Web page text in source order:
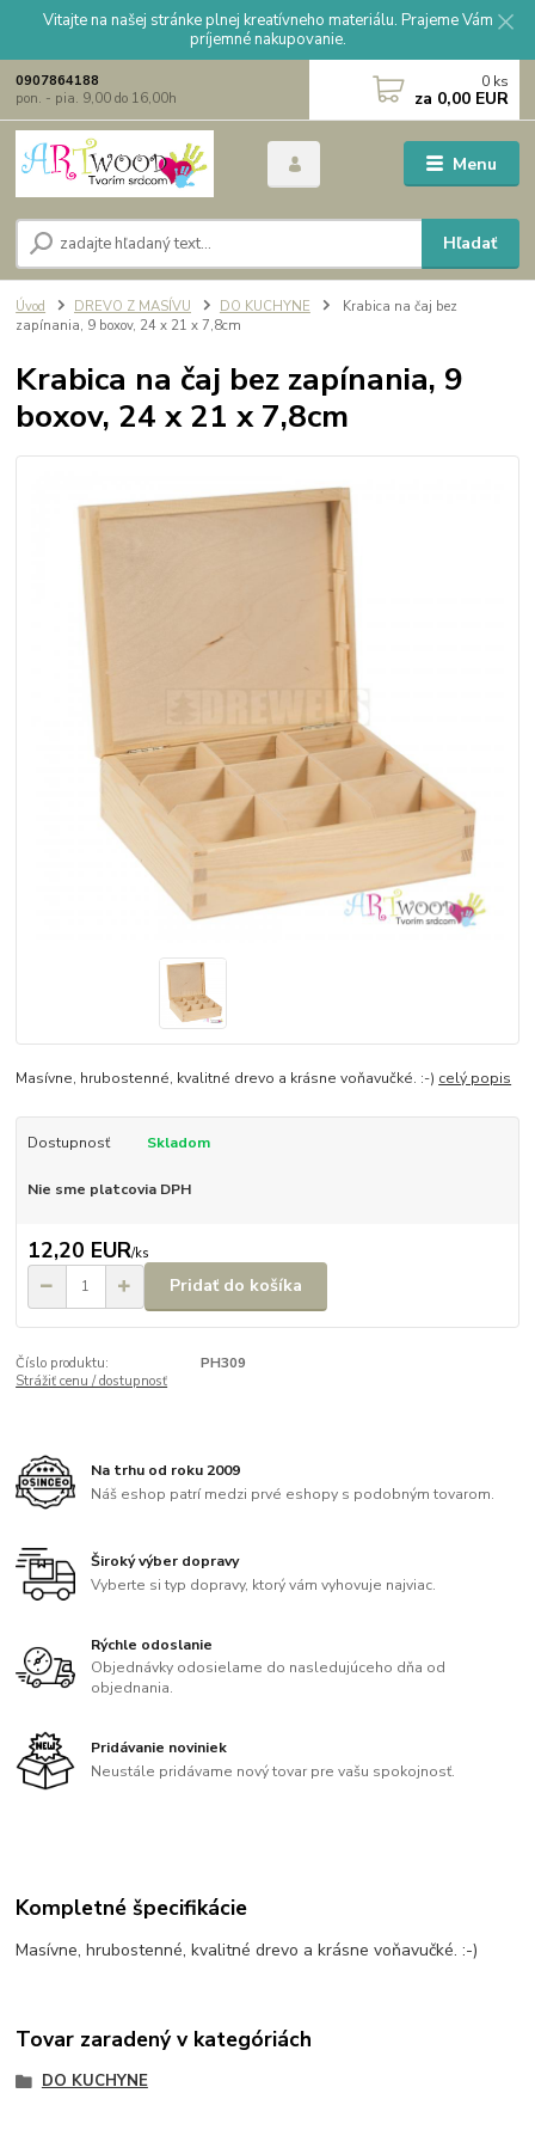
Vitajte na našej stránke plnej kreatívneho materiálu. Prajeme Vám
príjemné nakupovanie.
Menu
Hľadať
0907864188
pon. - pia. 9,00 do 16,00h
0 ks
za 0,00 EUR
Úvod DREVO Z MASÍVU DO KUCHYNE
Krabica na čaj bez
zapínania, 9 boxov, 24 x 21 x 7,8cm
Krabica na čaj bez zapínania, 9
boxov, 24 x 21 x 7,8cm
Masívne, hrubostenné, kvalitné drevo a krásne voňavučké. :-) celý popis
Dostupnosť Skladom
Nie sme platcovia DPH
12,20 EUR/ks
Pridať do košíka
Číslo produktu:
PH309
Strážiť cenu / dostupnosť
Na trhu od roku 2009
Náš eshop patrí medzi prvé eshopy s podobným tovarom.
Široký výber dopravy
Vyberte si typ dopravy, ktorý vám vyhovuje najviac.
Rýchle odoslanie
Objednávky odosielame do nasledujúceho dňa od
objednania.
Pridávanie noviniek
Neustále pridávame nový tovar pre vašu spokojnosť.
Kompletné špecifikácie
Masívne, hrubostenné, kvalitné drevo a krásne voňavučké. :-)
Tovar zaradený v kategóriách
DO KUCHYNE